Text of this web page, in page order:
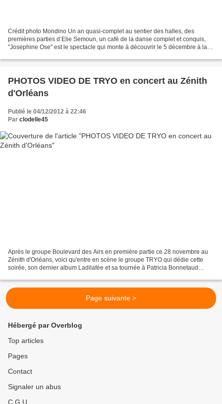
Crédit photo Mondino Un an quasi-complet au sentier des halles, des
premières parties d’Elie Semoun, un café de la danse complet et conquis,
"Josephine Ose" est le spectacle qui monte à découvrir le 5 décembre à la
PHOTOS VIDEO DE TRYO en concert au Zénith
d'Orléans
Publié le 04/12/2012 à 22:46
Par clodelle45
Après le groupe Boulevard des Airs en première partie ce 28 novembre au
Zénith d'Orléans, voici qu'entre en scène le groupe TRYO qui dédie cette
soirée, son dernier album Ladilafée et sa tournée à Patricia Bonnetaud
Page suivante >
Hébergé par Overblog
Top articles
Pages
Contact
Signaler un abus
C.G.U.